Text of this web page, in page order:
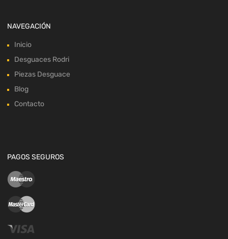
NAVEGACIÓN
Inicio
Desguaces Rodri
Piezas Desguace
Blog
Contacto
PAGOS SEGUROS